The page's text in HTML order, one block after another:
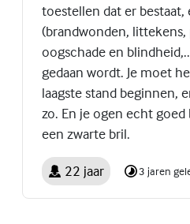
toestellen dat er bestaat,
(brandwonden,
oogschade en
gedaan wordt. Je moet
laagste stand beginnen,
zo. En je ogen echt
een zwarte bril.
22 jaar 3 jaren